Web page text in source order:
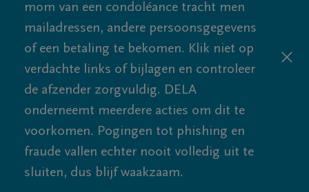
mom van een condoléance tracht men
mailadressen, andere persoonsgegevens
of een betaling te bekomen. Klik niet op
verdachte links of bijlagen en controleer
de afzender zorgvuldig. DELA
onderneemt meerdere acties om dit te
voorkomen. Pogingen tot phishing en
fraude vallen echter nooit volledig uit te
sluiten, dus blijf waakzaam.